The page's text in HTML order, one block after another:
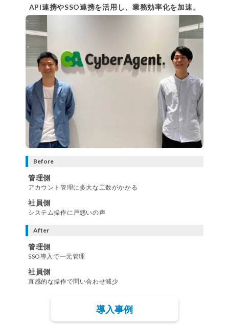
API連携やSSO連携を活用し、業務効率化を加速。
Before
管理側
アカウント管理に多大な工数がかかる
社員側
システム操作に戸惑いの声
After
管理側
SSO導入で一元管理
社員側
直感的な操作で問い合わせ減少
導入事例